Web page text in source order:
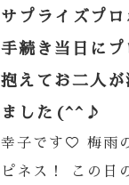
サプライズプ
手続き当日に
抱えてお二人
ました(^^♪
幸子です♡ 梅雨
ピネス！ この日